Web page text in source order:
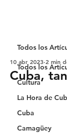
Todos los
Cultura
La Hora de
Cuba
Camagüey
Todos los
Cuba,
10 abr 2023 2 min